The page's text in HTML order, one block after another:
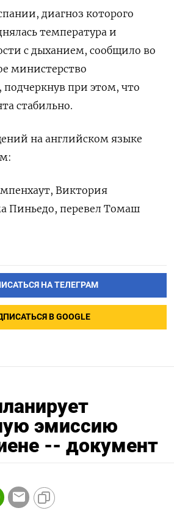
диагноз которого
температура и
с ‌дыханием, сообщило во
министерство
подчеркнув при этом, ‌что
стабильно.
на английском языке
Виктория
Пиньедо, перевел Томаш
НА ТЕЛЕГРАМ
В GOOGLE
эмиссию
-- документ